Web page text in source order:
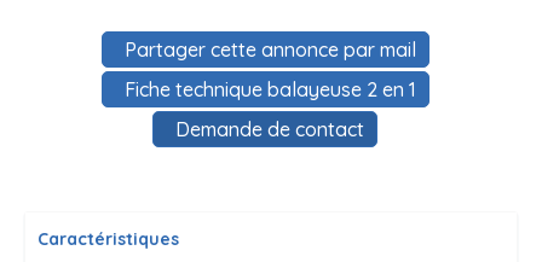
Demande de contact
Partager cette annonce par mail
Fiche technique balayeuse 2 en 1
Caractéristiques